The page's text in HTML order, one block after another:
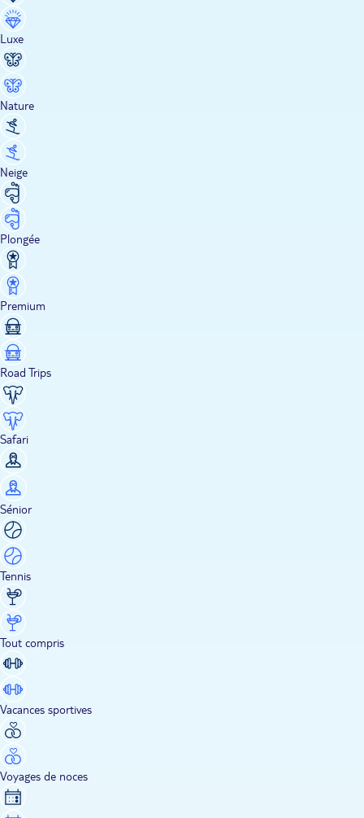
Luxe
Nature
Neige
Plongée
Premium
Road Trips
Safari
Sénior
Tennis
Tout compris
Vacances sportives
Voyages de noces